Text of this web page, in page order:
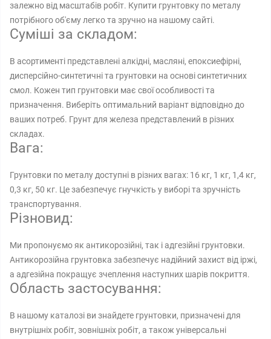
залежно від масштабів робіт. Купити грунтовку по металу
потрібного об'єму легко та зручно на нашому сайті.
Суміші за складом:
В асортименті представлені алкідні, масляні, епоксиефірні,
дисперсійно-синтетичні та грунтовки на основі синтетичних
смол. Кожен тип грунтовки має свої особливості та
призначення. Виберіть оптимальний варіант відповідно до
ваших потреб. Грунт для железа представлений в різних
складах.
Вага:
Грунтовки по металу доступні в різних вагах: 16 кг, 1 кг, 1,4 кг,
0,3 кг, 50 кг. Це забезпечує гнучкість у виборі та зручність
транспортування.
Різновид:
Ми пропонуємо як антикорозійні, так і адгезійні грунтовки.
Антикорозійна грунтовка забезпечує надійний захист від іржі,
а адгезійна покращує зчеплення наступних шарів покриття.
Область застосування:
В нашому каталозі ви знайдете грунтовки, призначені для
внутрішніх робіт, зовнішніх робіт, а також універсальні